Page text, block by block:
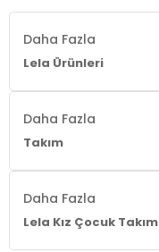
Menşei:Türkiye
4DY26212022.25
Daha Fazla
Lela Ürünleri
Daha Fazla
Takım
Daha Fazla
Lela Kız Çocuk Takım